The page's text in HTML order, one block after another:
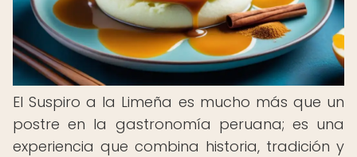
El Suspiro a la Limeña es mucho más que un
postre en la gastronomía peruana; es una
experiencia que combina historia, tradición y